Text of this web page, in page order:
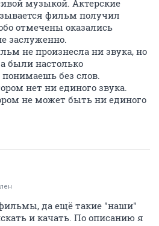
музыкой. Актерские
фильм получил
отмечены оказались
заслуженно.
не произнесла ни звука, но
были настолько
без слов.
нет ни единого звука.
не может быть ни единого
да ещё такие "наши"
и качать. По описанию я